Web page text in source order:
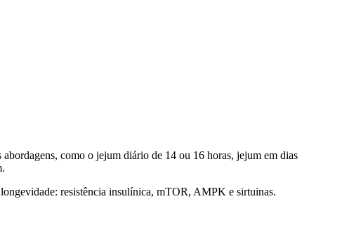
como o jejum diário de 14 ou 16 horas, jejum em dias
resistência insulínica, mTOR, AMPK e sirtuinas.